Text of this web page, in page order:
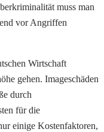
muss man
vor Angriffen
Wirtschaft
gehen. Imageschäden
durch
für die
einige Kostenfaktoren,